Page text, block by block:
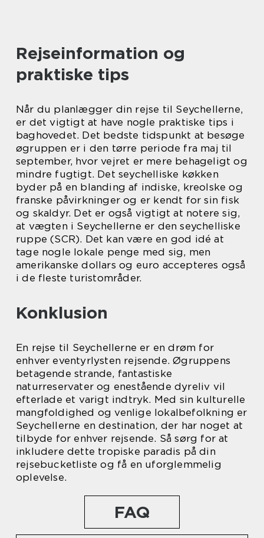
Rejseinformation og
praktiske tips
Når du planlægger din rejse til Seychellerne,
er det vigtigt at have nogle praktiske tips i
baghovedet. Det bedste tidspunkt at besøge
øgruppen er i den tørre periode fra maj til
september, hvor vejret er mere behageligt og
mindre fugtigt. Det seychelliske køkken
byder på en blanding af indiske, kreolske og
franske påvirkninger og er kendt for sin fisk
og skaldyr. Det er også vigtigt at notere sig,
at vægten i Seychellerne er den seychelliske
ruppe (SCR). Det kan være en god idé at
tage nogle lokale penge med sig, men
amerikanske dollars og euro accepteres også
i de fleste turistområder.
Konklusion
En rejse til Seychellerne er en drøm for
enhver eventyrlysten rejsende. Øgruppens
betagende strande, fantastiske
naturreservater og enestående dyreliv vil
efterlade et varigt indtryk. Med sin kulturelle
mangfoldighed og venlige lokalbefolkning er
Seychellerne en destination, der har noget at
tilbyde for enhver rejsende. Så sørg for at
inkludere dette tropiske paradis på din
rejsebucketliste og få en uforglemmelig
oplevelse.
FAQ